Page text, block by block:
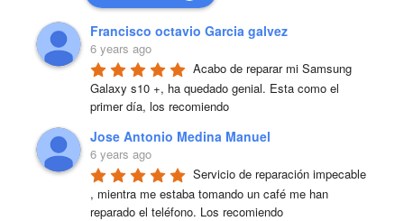
Francisco octavio Garcia galvez
6 years ago
Acabo de reparar mi Samsung
Galaxy s10 +, ha quedado genial. Esta como el
primer día, los recomiendo
Jose Antonio Medina Manuel
6 years ago
Servicio de reparación impecable
, mientra me estaba tomando un café me han
reparado el teléfono. Los recomiendo